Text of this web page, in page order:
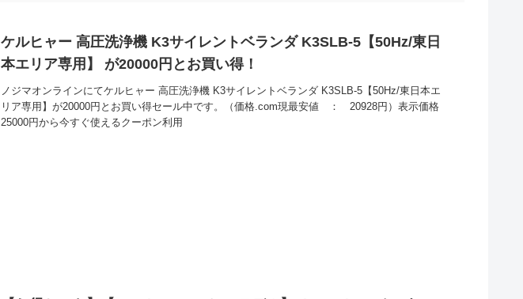
ケルヒャー 高圧洗浄機 K3サイレントベランダ K3SLB-5【50Hz/東日
本エリア専用】 が20000円とお買い得！
ノジマオンラインにてケルヒャー 高圧洗浄機 K3サイレントベランダ K3SLB-5【50Hz/東日本エ
リア専用】が20000円とお買い得セール中です。（価格.com現最安値 ： 20928円）表示価格
25000円から今すぐ使えるクーポン利用